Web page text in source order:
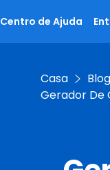
Centro de Ajuda
Casa
Blog
Gerador De